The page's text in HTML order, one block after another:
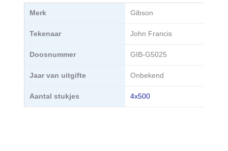
Merk Gibson
Tekenaar John Francis
Doosnummer GIB-G5025
Jaar van uitgifte Onbekend
Aantal stukjes 4x500